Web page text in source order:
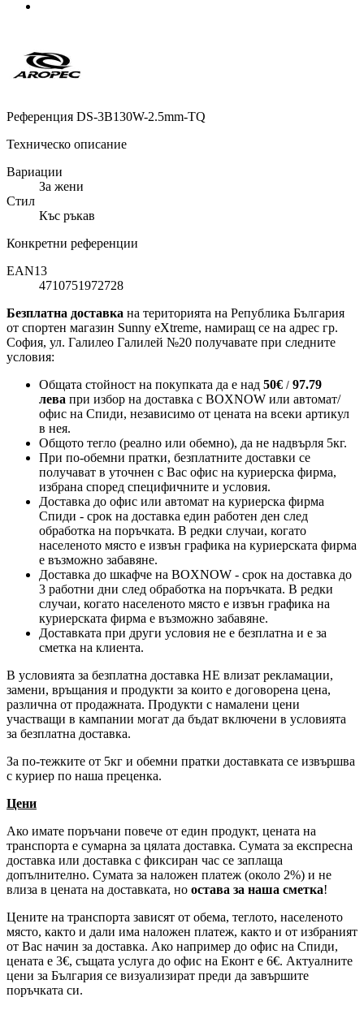
Референция DS-3B130W-2.5mm-TQ
Техническо описание
Вариации
За жени
Стил
Къс ръкав
Конкретни референции
EAN13
4710751972728
Безплатна доставка на територията на Република България
от спортен магазин Sunny eXtreme, намиращ се на адрес гр.
София, ул. Галилео Галилей №20 получавате при следните
условия:
Общата стойност на покупката да е над 50€ / 97.79
лева при избор на доставка с BOXNOW или автомат/
офис на Спиди, независимо от цената на всеки артикул
в нея.
Общото тегло (реално или обемно), да не надвърля 5кг.
При по-обемни пратки, безплатните доставки се
получават в уточнен с Вас офис на куриерска фирма,
избрана според специфичните и условия.
Доставка до офис или автомат на куриерска фирма
Спиди - срок на доставка един работен ден след
обработка на поръчката. В редки случаи, когато
населеното място е извън графика на куриерската фирма
е възможно забавяне.
Доставка до шкафче на BOXNOW - срок на доставка до
3 работни дни след обработка на поръчката. В редки
случаи, когато населеното място е извън графика на
куриерската фирма е възможно забавяне.
Доставката при други условия не е безплатна и е за
сметка на клиента.
В условията за безплатна доставка НЕ влизат рекламации,
замени, връщания и продукти за които е договорена цена,
различна от продажната. Продукти с намалени цени
участващи в кампании могат да бъдат включени в условията
за безплатна доставка.
За по-тежките от 5кг и обемни пратки доставката се извършва
с куриер по наша преценка.
Цени
Ако имате поръчани повече от един продукт, цената на
транспорта е сумарна за цялата доставка. Сумата за експресна
доставка или доставка с фиксиран час се заплаща
допълнително. Сумата за наложен платеж (около 2%) и не
влиза в цената на доставката, но остава за наша сметка!
Цените на транспорта зависят от обема, теглото, населеното
място, както и дали има наложен платеж, както и от избраният
от Вас начин за доставка. Ако например до офис на Спиди,
цената е 3€, същата услуга до офис на Еконт е 6€. Актуалните
цени за България се визуализират преди да завършите
поръчката си.